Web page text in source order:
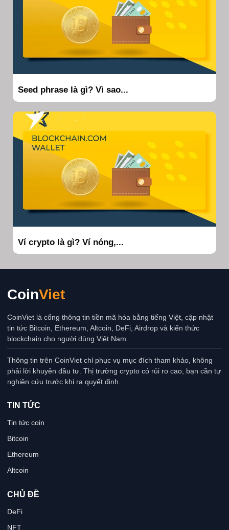
Seed phrase là gì? Vì sao...
Ví crypto là gì? Ví nóng,...
CoinViet
CoinViet là cổng thông tin tiền mã hóa bằng tiếng Việt, cập nhật
tin tức Bitcoin, Ethereum, Altcoin, DeFi, Airdrop và kiến thức
blockchain cho người dùng Việt Nam.
Thông tin trên CoinViet chỉ phục vụ mục đích tham khảo, không
phải lời khuyên đầu tư. Thị trường crypto có rủi ro cao, bạn cần tự
nghiên cứu trước khi ra quyết định.
TIN TỨC
Tin tức coin
Bitcoin
Ethereum
Altcoin
CHỦ ĐỀ
DeFi
NFT